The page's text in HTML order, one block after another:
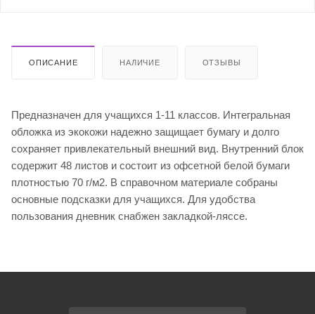
ОПИСАНИЕ НАЛИЧИЕ ОТЗЫВЫ
Предназначен для учащихся 1-11 классов. Интегральная
обложка из экокожи надежно защищает бумагу и долго
сохраняет привлекательный внешний вид. Внутренний блок
содержит 48 листов и состоит из офсетной белой бумаги
плотностью 70 г/м2. В справочном материале собраны
основные подсказки для учащихся. Для удобства
пользования дневник снабжен закладкой-ляссе.